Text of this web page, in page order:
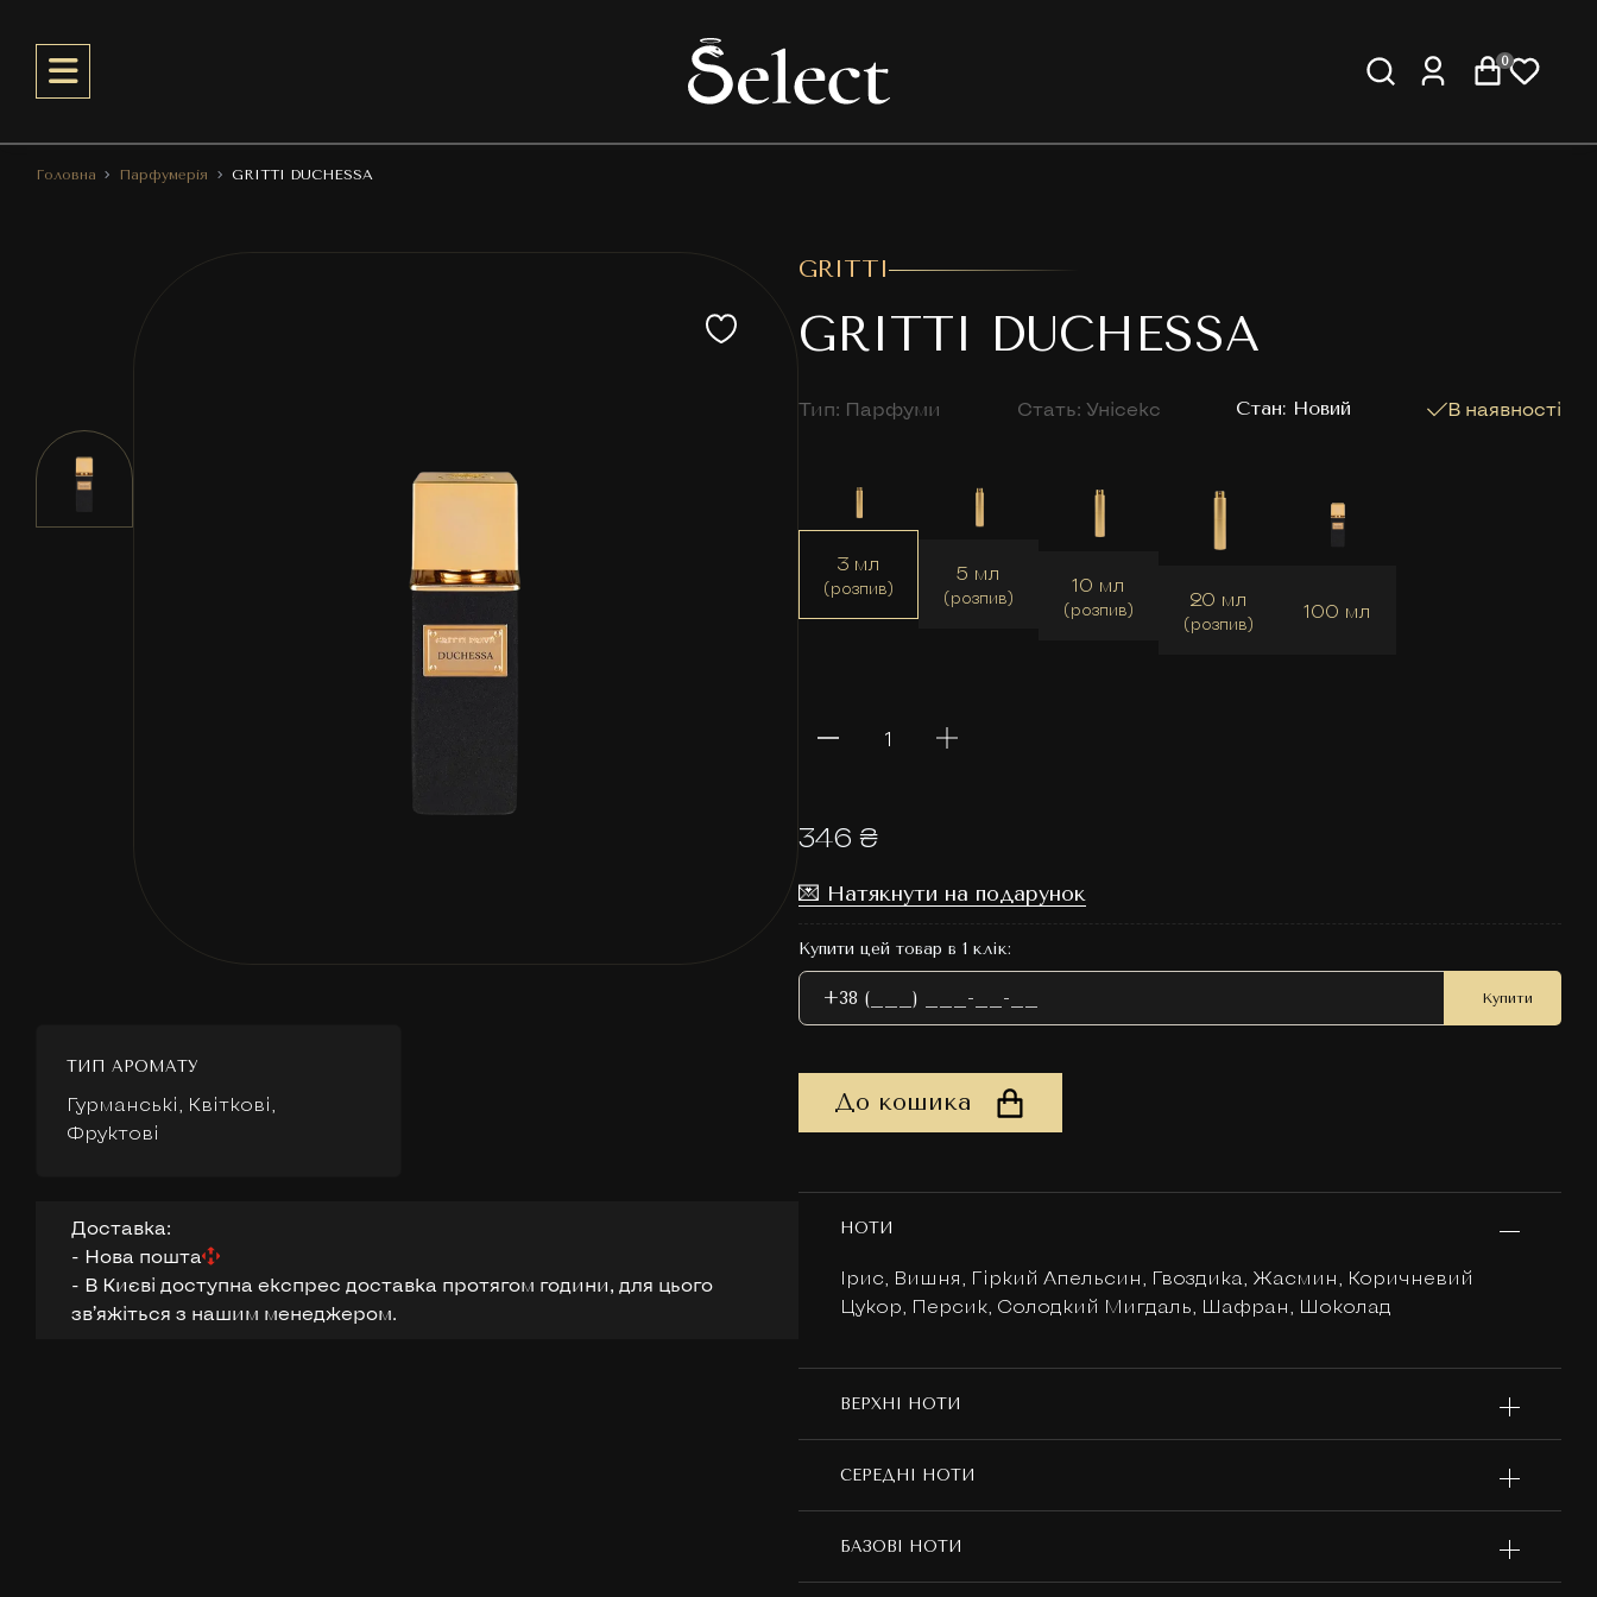
0
Головна Парфумерія GRITTI DUCHESSA
ТИП АРОМАТУ
Гурманські, Квіткові,
Фруктові
Доставка:
- Нова пошта
- В Києві доступна експрес доставка протягом години, для цього
звʼяжіться з нашим менеджером.
GRITTI
GRITTI DUCHESSA
Тип: Парфуми Стать: Унісекс Cтан: Новий В наявності
3 мл
(розпив)
5 мл
(розпив)
10 мл
(розпив) 20 мл
(розпив)
100 мл
346 ₴
💌 Натякнути на подарунок
Купити цей товар в 1 клік:
Купити
До кошика
НОТИ
Ірис, Вишня, Гіркий Апельсин, Гвоздика, Жасмин, Коричневий
Цукор, Персик, Солодкий Мигдаль, Шафран, Шоколад
ВЕРХНІ НОТИ
СЕРЕДНІ НОТИ
БАЗОВІ НОТИ